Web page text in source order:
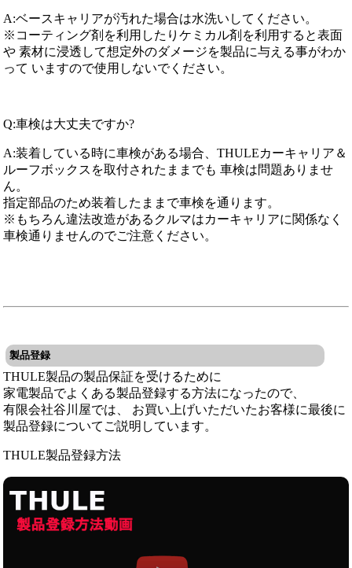
A:ベースキャリアが汚れた場合は水洗いしてください。
※コーティング剤を利用したりケミカル剤を利用すると表面
や 素材に浸透して想定外のダメージを製品に与える事がわか
って いますので使用しないでください。
Q:車検は大丈夫ですか?
A:装着している時に車検がある場合、THULEカーキャリア＆
ルーフボックスを取付されたままでも 車検は問題ありませ
ん。
指定部品のため装着したままで車検を通ります。
※もちろん違法改造があるクルマはカーキャリアに関係なく
車検通りませんのでご注意ください。
製品登録
THULE製品の製品保証を受けるために
家電製品でよくある製品登録する方法になったので、
有限会社谷川屋では、 お買い上げいただいたお客様に最後に
製品登録についてご説明しています。
THULE製品登録方法